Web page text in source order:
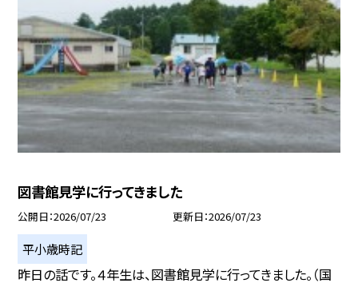
図書館見学に行ってきました
公開日 2026/07/23 更新日 2026/07/23
平小歳時記
昨日の話です。４年生は、図書館見学に行ってきました。（国